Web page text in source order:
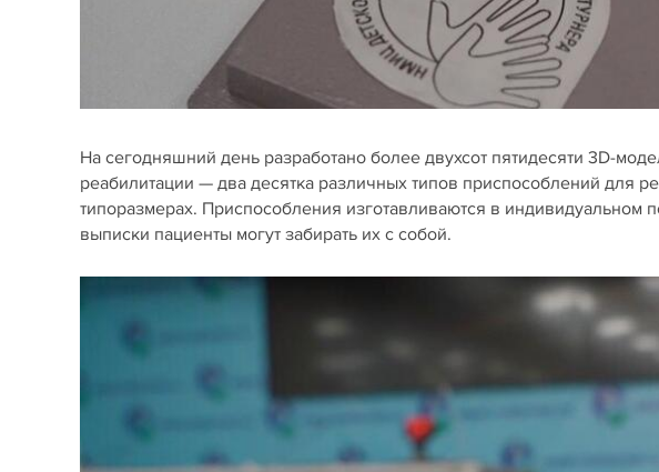
На сегодняшний день разработано более двухсот пятидесяти 3D-
реабилитации — два десятка различных типов приспособлений для
типоразмерах. Приспособления изготавливаются в индивидуальном
выписки пациенты могут забирать их с собой.